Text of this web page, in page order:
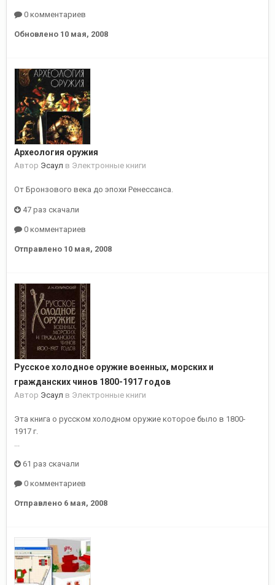
0 комментариев
Обновлено 10 мая, 2008
Археология оружия
Автор Эсаул в Электронные книги
От Бронзового века до эпохи Ренессанса.
47 раз скачали
0 комментариев
Отправлено 10 мая, 2008
Русское холодное оружие военных, морских и
гражданских чинов 1800-1917 годов
Автор Эсаул в Электронные книги
Эта книга о русском холодном оружие которое было в 1800-
1917 г.
...
61 раз скачали
0 комментариев
Отправлено 6 мая, 2008